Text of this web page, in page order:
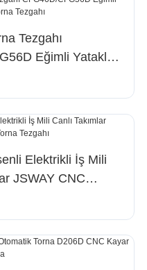
Tezgahı
Eğimli Yataklı
Tezgahı
Elektrikli İş Mili
JSWAY CNC